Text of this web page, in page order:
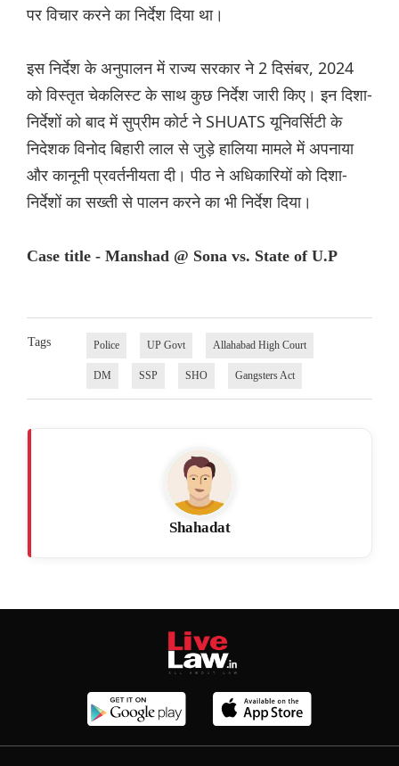
पर विचार करने का निर्देश दिया था।
इस निर्देश के अनुपालन में राज्य सरकार ने 2 दिसंबर, 2024
को विस्तृत चेकलिस्ट के साथ कुछ निर्देश जारी किए। इन दिशा-
निर्देशों को बाद में सुप्रीम कोर्ट ने SHUATS यूनिवर्सिटी के
निदेशक विनोद बिहारी लाल से जुड़े हालिया मामले में अपनाया
और कानूनी प्रवर्तनीयता दी। पीठ ने अधिकारियों को दिशा-
निर्देशों का सख्ती से पालन करने का भी निर्देश दिया।
Case title - Manshad @ Sona vs. State of U.P
Tags Police UP Govt Allahabad High Court
DM SSP SHO Gangsters Act
Shahadat